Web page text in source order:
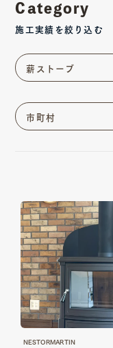
01
TOP
Category
施工実績を絞り込む
薪ストーブ
市町村
NESTORMARTIN